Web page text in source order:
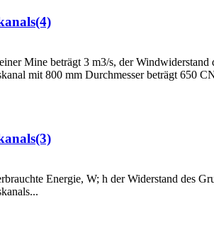
Mine beträgt 3 m3/s, der
mit 800 mm Durchmesser beträgt 650
Energie, W; h der Widerstand des